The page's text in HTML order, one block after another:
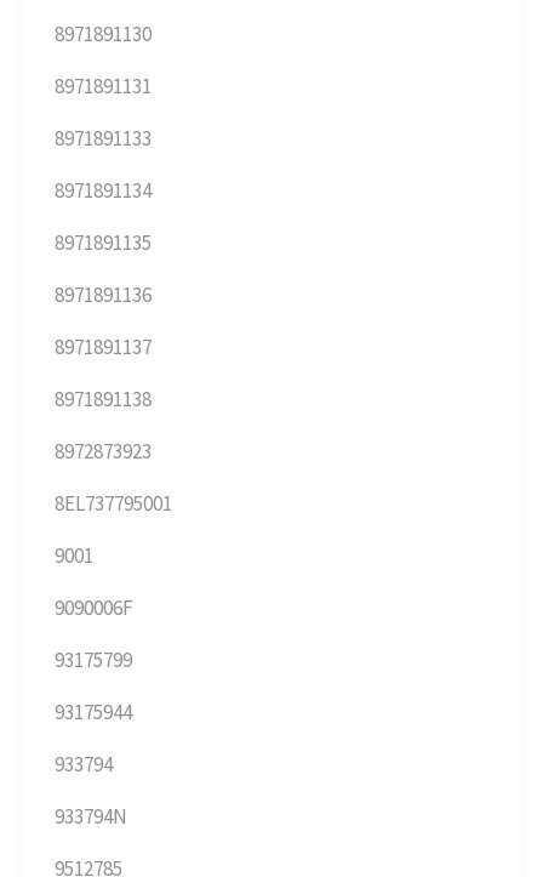
8971891130
8971891131
8971891133
8971891134
8971891135
8971891136
8971891137
8971891138
8972873923
8EL737795001
9001
9090006F
93175799
93175944
933794
933794N
9512785